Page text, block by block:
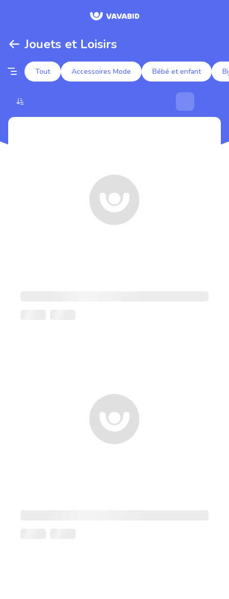
Jouets et Loisirs
Tout Accessoires Mode Bébé et enfant